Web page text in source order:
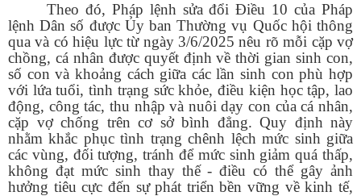
Theo đó, Pháp lệnh sửa đổi Điều 10 của Pháp
lệnh Dân số được Ủy ban Thường vụ Quốc hội thông
qua và có hiệu lực từ ngày 3/6/2025 nêu rõ mỗi cặp vợ
chồng, cá nhân được quyết định về thời gian sinh con,
số con và khoảng cách giữa các lần sinh con phù hợp
với lứa tuổi, tình trạng sức khỏe, điều kiện học tập, lao
động, công tác, thu nhập và nuôi dạy con của cá nhân,
cặp vợ chống trên cơ sở bình đẳng. Quy định này
nhằm khắc phục tình trạng chênh lệch mức sinh giữa
các vùng, đối tượng, tránh để mức sinh giảm quá thấp,
không đạt mức sinh thay thế - điều có thể gây ảnh
hưởng tiêu cực đến sự phát triển bền vững về kinh tế,